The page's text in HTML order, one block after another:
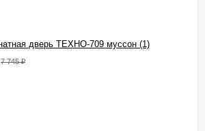
дверь ТЕХНО-709 муссон (1)
7 745₽